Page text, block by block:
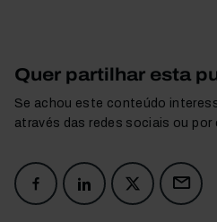
Quer partilhar esta
Se achou este conteúdo
através das redes sociais ou por